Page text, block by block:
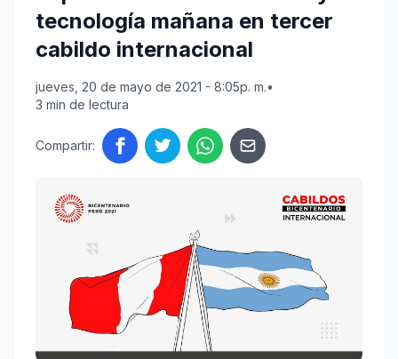
tecnología mañana en tercer
cabildo internacional
jueves, 20 de mayo de 2021 - 8:05p. m.•
3 min de lectura
Compartir: